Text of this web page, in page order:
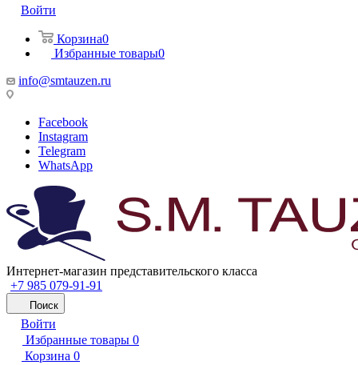
Войти
Корзина0
Избранные товары0
info@smtauzen.ru
Facebook
Instagram
Telegram
WhatsApp
Интернет-магазин представительского класса
+7 985 079-91-91
Поиск
Войти
Избранные товары 0
Корзина 0